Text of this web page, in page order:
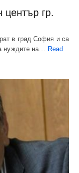
център гр.
в град София и са
нуждите на… Read